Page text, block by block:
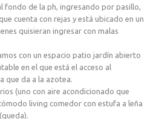
fondo de la ph, ingresando por pasillo,
cuenta con rejas y está ubicado en un
quisieran ingresar con malas
con un espacio patio jardín abierto
en el que está el acceso al
que da a la azotea.
(uno con aire acondicionado que
living comedor con estufa a leña